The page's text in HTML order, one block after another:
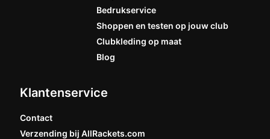
Bedrukservice
Shoppen en testen op jouw club
Clubkleding op maat
Blog
Klantenservice
Contact
Verzending bij AllRackets.com